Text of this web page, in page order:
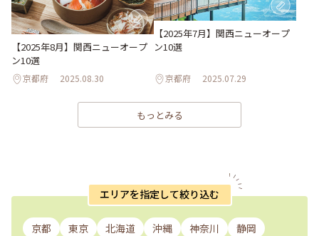
【2025年8月】関西ニューオープ
ン10選
京都府 2025.08.30
【2025年7月】関西ニューオープ
ン10選
京都府 2025.07.29
もっとみる
エリアを指定して絞り込む
京都 東京 北海道 沖縄 神奈川
静岡